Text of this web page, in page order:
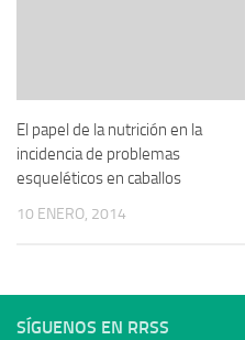
El papel de la nutrición en la
incidencia de problemas
esqueléticos en caballos
10 ENERO, 2014
SÍGUENOS EN RRSS